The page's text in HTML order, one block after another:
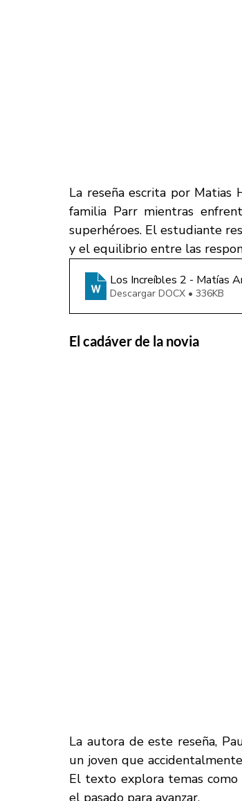
La reseña escrita por Matias
familia Parr mientras
superhéroes. El estudiante
y el equilibrio entre las
Los Increíbles 2 - Matías
Descargar DOCX • 336KB
El cadáver de la novia
La autora de este reseña,
un joven que
El texto explora temas
el pasado para avanzar.